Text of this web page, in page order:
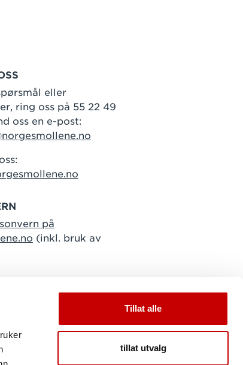
Tillat alle
tillat utvalg
eller
ring oss på 55 22 49
oss en e-post:
på
(inkl. bruk av